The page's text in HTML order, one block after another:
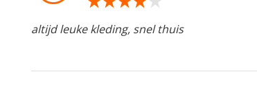
altijd leuke kleding, snel thuis